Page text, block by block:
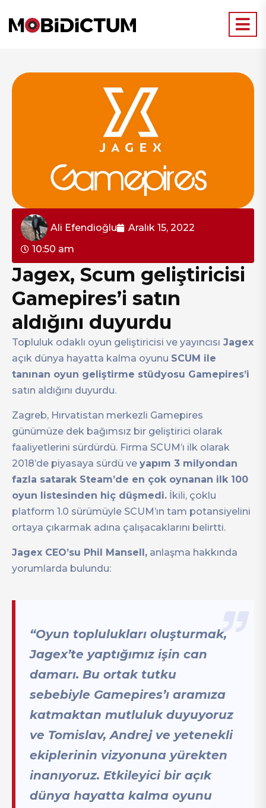
Ali Efendioğlu
Aralık 15, 2022
10:50 am
Jagex, Scum geliştiricisi
Gamepires’i satın
aldığını duyurdu
Topluluk odaklı oyun geliştiricisi ve yayıncısı Jagex
açık dünya hayatta kalma oyunu SCUM ile
tanınan oyun geliştirme stüdyosu Gamepires’i
satın aldığını duyurdu.
Zagreb, Hırvatistan merkezli Gamepires
günümüze dek bağımsız bir geliştirici olarak
faaliyetlerini sürdürdü. Firma SCUM’ı ilk olarak
2018’de piyasaya sürdü ve yapım 3 milyondan
fazla satarak Steam’de en çok oynanan ilk 100
oyun listesinden hiç düşmedi. İkili, çoklu
platform 1.0 sürümüyle SCUM’ın tam potansiyelini
ortaya çıkarmak adına çalışacaklarını belirtti.
Jagex CEO’su Phil Mansell, anlaşma hakkında
yorumlarda bulundu:
“Oyun toplulukları oluşturmak,
Jagex’te yaptığımız işin can
damarı. Bu ortak tutku
sebebiyle Gamepires’ı aramıza
katmaktan mutluluk duyuyoruz
ve Tomislav, Andrej ve yetenekli
ekiplerinin vizyonuna yürekten
inanıyoruz. Etkileyici bir açık
dünya hayatta kalma oyunu